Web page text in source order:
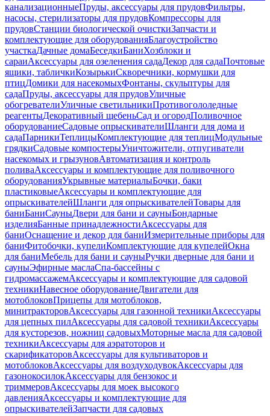
канализационныеПруды, аксессуары для прудовФильтры,
насосы, стерилизаторы для прудовКомпрессоры для
прудовСтанции биологической очисткиЗапчасти и
комплектующие для оборудованияБлагоустройство
участкаДачные домаБеседкиБаниХозблоки и
сараиАксессуары для озеленения садаДекор для садаПочтовые
ящики, табличкиКозырькиСкворечники, кормушки для
птицДомики для насекомыхФонтаны, скульптуры для
садаПруды, аксессуары для прудовУличные
обогревателиУличные светильникиПротивогололедные
реагентыДекоративный щебеньСад и огородПоливочное
оборудованиеСадовые опрыскивателиШланги для дома и
садаПарникиТеплицыКомплектующие для теплицМодульные
грядкиСадовые компостерыУничтожители, отпугиватели
насекомых и грызуновАвтоматизация и контроль
поливаАксессуары и комплектующие для поливочного
оборудованияУкрывные материалыБочки, баки
пластиковыеАксессуары и комплектующие для
опрыскивателейШланги для опрыскивателейТовары для
баниБаниСауныДвери для бани и сауныБондарные
изделияБанные принадлежностиАксессуары для
баниОснащение и декор для баниИзмерительные приборы для
баниФитобочки, купелиКомплектующие для купелейОкна
для баниМебель для бани и сауныРучки дверные для бани и
сауныЭфирные маслаСпа-бассейны с
гидромассажемАксессуары и комплектующие для садовой
техникиНавесное оборудованиеДвигатели для
мотоблоковПрицепы для мотоблоков,
минитракторовАксессуары для газонной техникиАксессуары
для цепных пилАксессуары для садовой техникиАксессуары
для кусторезов, ножниц садовыхМоторные масла для садовой
техникиАксессуары для аэратоторов и
скарификаторовАксессуары для культиваторов и
мотоблоковАксессуары для воздуходувокАксессуары для
газонокосилокАксессуары для бензокос и
триммеровАксессуары для моек высокого
давленияАксессуары и комплектующие для
опрыскивателейЗапчасти для садовых